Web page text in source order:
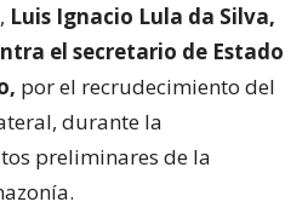
Luis Ignacio Lula da Silva,
el secretario de Estado
por el recrudecimiento del
durante la
preliminares de la